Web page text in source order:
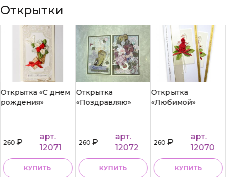
Открытки
Открытка «С днем
рождения»
260₽
арт.
12071
КУПИТЬ
Открытка
«Поздравляю»
260₽
арт.
12072
КУПИТЬ
Открытка
«Любимой»
260₽
арт.
12070
КУПИТЬ